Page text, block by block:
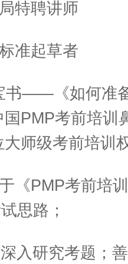
特聘讲师
准起草者
书——《如何准
PMP考前培训
师级考前培训
《PMP考前培
思路；
入研究考题；